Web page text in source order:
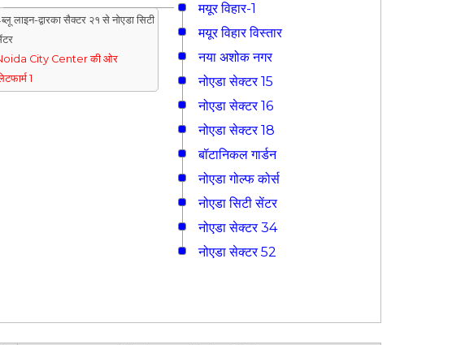
मयूर विहार-1
लाइन-द्वारका सैक्टर २१ से नोएडा सिटी
City Center की ओर
1
मयूर विहार विस्तार
नया अशोक नगर
नोएडा सेक्टर 15
नोएडा सेक्टर 16
नोएडा सेक्टर 18
बॉटानिकल गार्डन
नोएडा गोल्फ कोर्स
नोएडा सिटी सेंटर
नोएडा सेक्टर 34
नोएडा सेक्टर 52